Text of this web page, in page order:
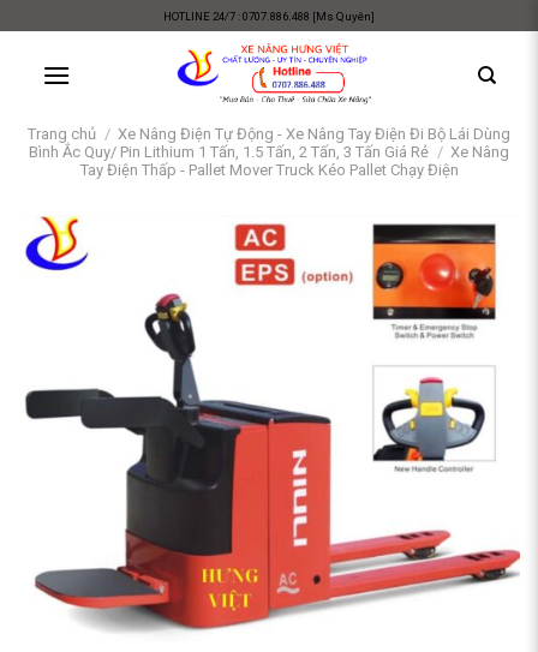
content
HOTLINE 24/7 : 0707.886.488 [Ms Quyên]
Trang chủ / Xe Nâng Điện Tự Động - Xe Nâng Tay Điện Đi Bộ Lái Dùng
Bình Ắc Quy/ Pin Lithium 1 Tấn, 1.5 Tấn, 2 Tấn, 3 Tấn Giá Rẻ / Xe Nâng
Tay Điện Thấp - Pallet Mover Truck Kéo Pallet Chạy Điện